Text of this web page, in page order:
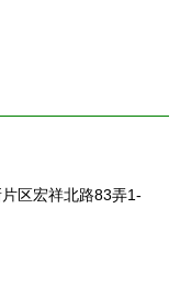
区宏祥北路83弄1-